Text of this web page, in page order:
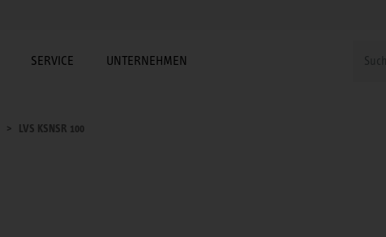
SERVICE UNTERNEHMEN
LVS KSNSR 100